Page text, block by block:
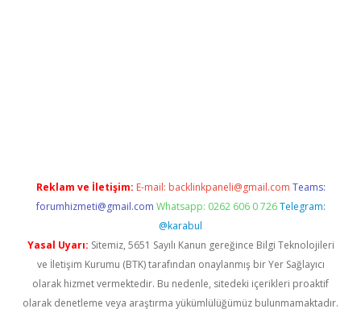
Reklam ve İletişim: E-mail: backlinkpaneli@gmail.com Teams:
forumhizmeti@gmail.com Whatsapp: 0262 606 0 726 Telegram:
@karabul
Yasal Uyarı: Sitemiz, 5651 Sayılı Kanun gereğince Bilgi Teknolojileri
ve İletişim Kurumu (BTK) tarafından onaylanmış bir Yer Sağlayıcı
olarak hizmet vermektedir. Bu nedenle, sitedeki içerikleri proaktif
olarak denetleme veya araştırma yükümlülüğümüz bulunmamaktadır.